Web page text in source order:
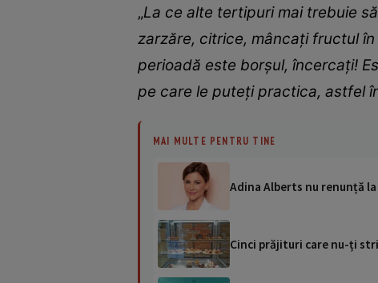
„La ce alte tertipuri mai trebuie
zarzăre, citrice, mâncați fructul
perioadă este borșul, încercați!
pe care le puteți practica, astfel
MAI MULTE PENTRU TINE
Adina Alberts nu renunță
Cinci prăjituri care nu-ți